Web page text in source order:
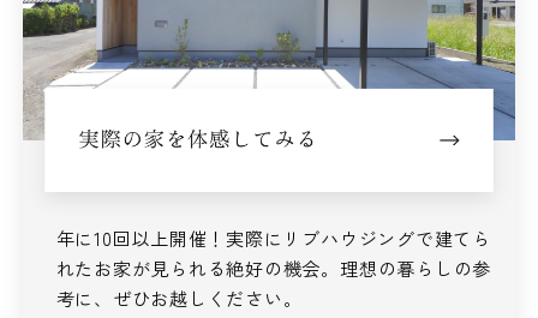
年に10回以上開催！ 実際にリブハウジングで建てら
れた お家が見られる絶好の機会。 理想の暮らしの参
考に、ぜひお越しください。